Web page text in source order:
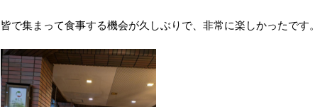
皆で集まって食事する機会が久しぶりで、非常に楽しかったです。